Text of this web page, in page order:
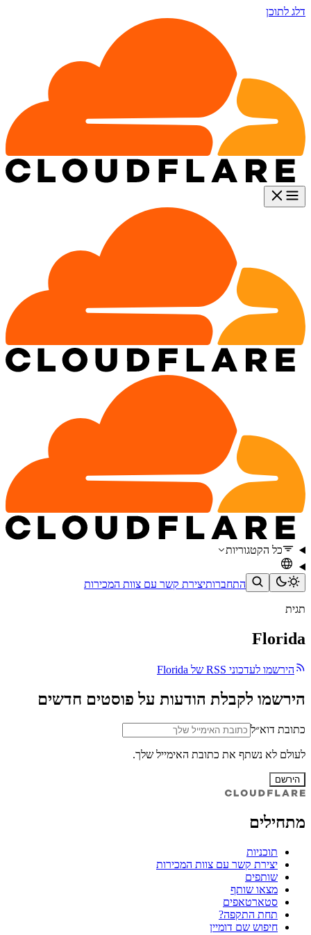
דלג לתוכן
כל הקטגוריות
התחברותיצירת קשר עם צוות המכירות
תגית
Florida
הירשמו לעדכוני RSS של Florida
הירשמו לקבלת הודעות על פוסטים חדשים
כתובת דוא״ל
לעולם לא נשתף את כתובת האימייל שלך.
הירשם
מתחילים
תוכניות
יצירת קשר עם צוות המכירות
שותפים
מצאו שותף
סטארטאפים
תחת התקפה?
חיפוש שם דומיין